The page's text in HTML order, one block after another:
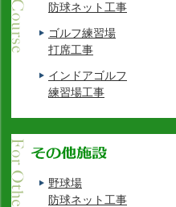
防球ネット工事
ゴルフ練習場
打席工事
インドアゴルフ
練習場工事
野球場
防球ネット工事